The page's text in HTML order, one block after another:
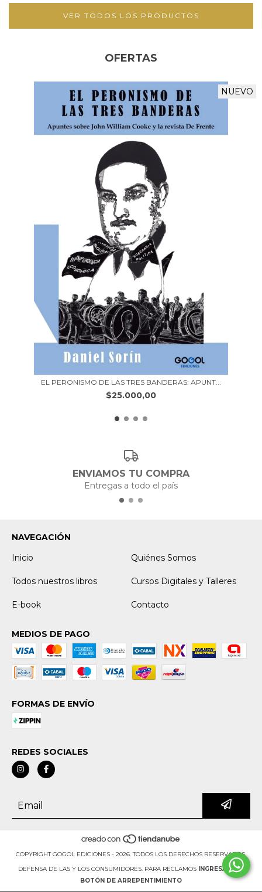
VER TODOS LOS PRODUCTOS
OFERTAS
NUEVO
EL PERONISMO DE LAS TRES BANDERAS: APUNT...
$25.000,00
ENVIAMOS TU COMPRA
Entregas a todo el país
NAVEGACIÓN
Inicio
Quiénes Somos
Todos nuestros libros Cursos Digitales y Talleres
E-book Contacto
MEDIOS DE PAGO
FORMAS DE ENVÍO
REDES SOCIALES
COPYRIGHT GOGOL EDICIONES - 2026. TODOS LOS DERECHOS RESERVADOS.
DEFENSA DE LAS Y LOS CONSUMIDORES. PARA RECLAMOS
INGRESÁ ACÁ.
BOTÓN DE ARREPENTIMIENTO